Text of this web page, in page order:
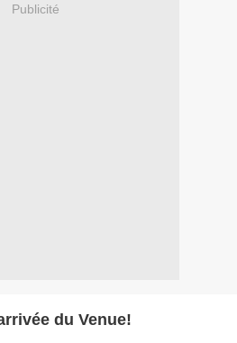
Publicité
du Venue!